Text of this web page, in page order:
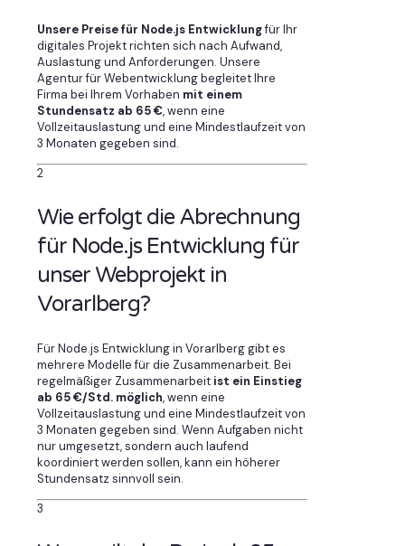
Unsere Preise für Node.js Entwicklungfür Ihr
digitales Projekt richten sich nach Aufwand,
Auslastung und Anforderungen. Unsere
Agentur für Webentwicklung begleitet Ihre
Firma bei Ihrem Vorhaben mit einem
Stundensatz ab 65 €, wenn eine
Vollzeitauslastung und eine Mindestlaufzeit von
3 Monaten gegeben sind.
2
Wie erfolgt die Abrechnung
für Node.js Entwicklung für
unser Webprojekt in
Vorarlberg?
Für Node.js Entwicklung in Vorarlberg gibt es
mehrere Modelle für die Zusammenarbeit. Bei
regelmäßiger Zusammenarbeit ist ein Einstieg
ab 65 €/Std. möglich, wenn eine
Vollzeitauslastung und eine Mindestlaufzeit von
3 Monaten gegeben sind. Wenn Aufgaben nicht
nur umgesetzt, sondern auch laufend
koordiniert werden sollen, kann ein höherer
Stundensatz sinnvoll sein.
3